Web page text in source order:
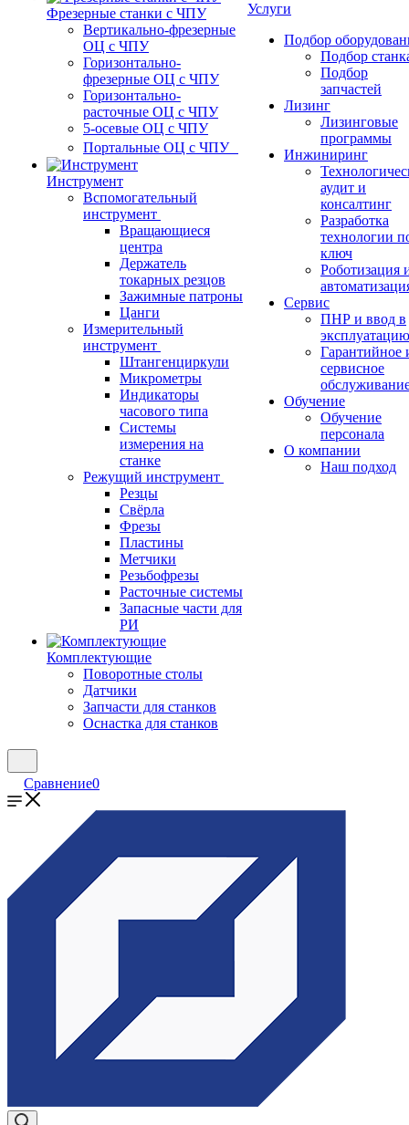
Фрезерные станки с ЧПУ
Вертикально-фрезерные
ОЦ с ЧПУ
Горизонтально-
фрезерные ОЦ с ЧПУ
Горизонтально-
расточные ОЦ с ЧПУ
5-осевые ОЦ с ЧПУ
Портальные ОЦ с ЧПУ
Инструмент
Вспомогательный
инструмент
Вращающиеся
центра
Держатель
токарных резцов
Зажимные патроны
Цанги
Измерительный
инструмент
Штангенциркули
Микрометры
Индикаторы
часового типа
Системы
измерения на
станке
Режущий инструмент
Резцы
Свёрла
Фрезы
Пластины
Метчики
Резьбофрезы
Расточные системы
Запасные части для
РИ
Комплектующие
Поворотные столы
Датчики
Запчасти для станков
Оснастка для станков
Услуги
Подбор
Подбор
Подбор
запчастей
Лизинг
Лизинговые
программы
Инжиниринг
аудит и
консалтинг
Разработка
технологии
ключ
Роботизация
Сервис
ПНР и ввод в
эксплуатацию
Гарантийное
сервисное
Обучение
Обучение
персонала
О компании
Наш подход
Сравнение0